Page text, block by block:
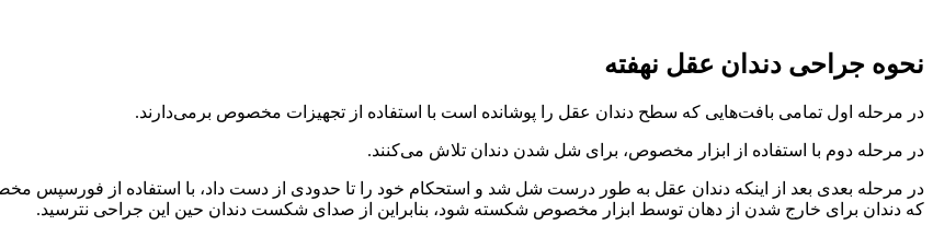
نحوه جراحی دندان عقل نهفته
در مرحله اول تمامی بافت‌هایی که سطح دندان عقل را پوشانده است با استفاده از تجهیزات مخصوص برمی‌دارند.
در مرحله دوم با استفاده از ابزار مخصوص، برای شل شدن دندان تلاش می‌کنند.
در مرحله بعدی بعد از اینکه دندان عقل به طور درست شل شد و استحکام خود را تا حدودی از دست داد، با استفاده از فورسپس
که دندان برای خارج شدن از دهان توسط ابزار مخصوص شکسته شود، بنابراین از صدای شکست دندان حین این جراحی نترسید.